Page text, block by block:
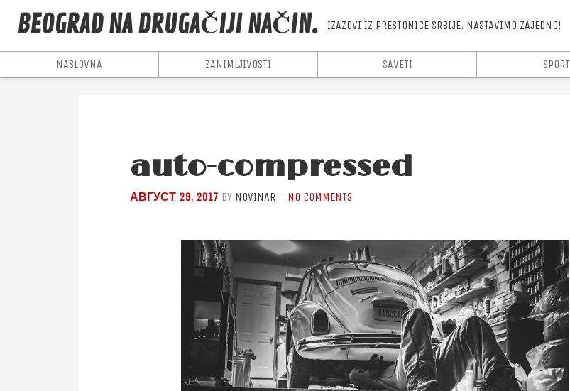
BEOGRAD NA DRUGAČIJI NAČIN. IZAZOVI IZ PRESTONICE SRBIJE. NASTAVIMO ZAJEDNO!
NASLOVNA ZANIMLJIVOSTI SAVETI SPORT
auto-compressed
АВГУСТ 29, 2017 BY NOVINAR - NO COMMENTS